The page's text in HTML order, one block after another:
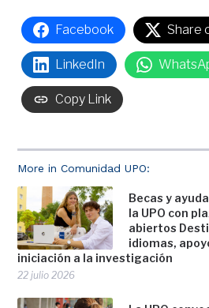
More in Comunidad UPO:
Becas y
la UPO con
abiertos
idiomas,
iniciación a la investigación
22 julio 2026
Facebook Share
LinkedIn
Copy Link